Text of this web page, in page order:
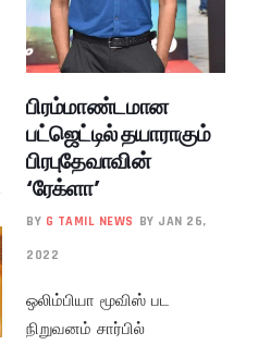
பிரம்மாண்டமான
பட்ஜெட்டில் தயாராகும்
பிரபுதேவாவின்
‘ரேக்ளா’
BY G TAMIL NEWS BY JAN 26,
2022
ஒலிம்பியா மூவிஸ் பட
நிறுவனம் சார்பில்